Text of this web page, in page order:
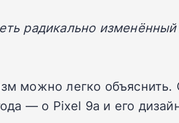
радикально
можно легко
— о Pixel 9a и его